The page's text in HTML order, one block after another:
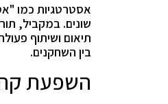
אסטרטגיות כמו
שונים. במקביל,
תיאום ושיתוף
בין השחקנים.
השפעת